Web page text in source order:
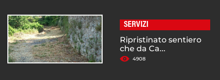
SERVIZI
Ripristinato sentiero
che da Ca...
4908